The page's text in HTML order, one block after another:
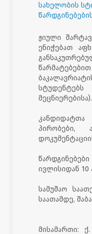
სახელობის
ჟიული
ენიჭებათ
მეცნიერებისა).
პირობები,
ივლისიდან
სამუშაო
საათამდე,
მისამართი: